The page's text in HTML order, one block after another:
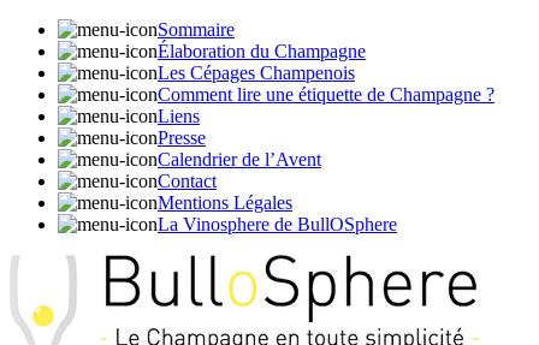
Sommaire
Élaboration du Champagne
Les Cépages Champenois
Comment lire une étiquette de Champagne ?
Liens
Presse
Calendrier de l’Avent
Contact
Mentions Légales
La Vinosphere de BullOSphere